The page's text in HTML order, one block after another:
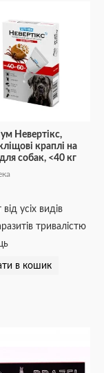
Невертікс,
краплі на
собак, <40 кг
усіх видів
тривалістю
в кошик